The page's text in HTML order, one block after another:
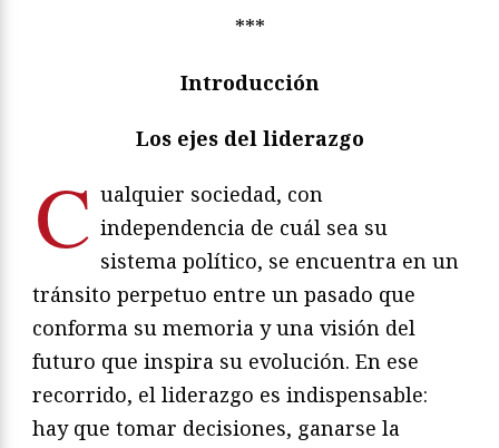
***
Introducción
Los ejes del liderazgo
C ualquier sociedad, con
independencia de cuál sea su
sistema político, se encuentra en un
tránsito perpetuo entre un pasado que
conforma su memoria y una visión del
futuro que inspira su evolución. En ese
recorrido, el liderazgo es indispensable:
hay que tomar decisiones, ganarse la